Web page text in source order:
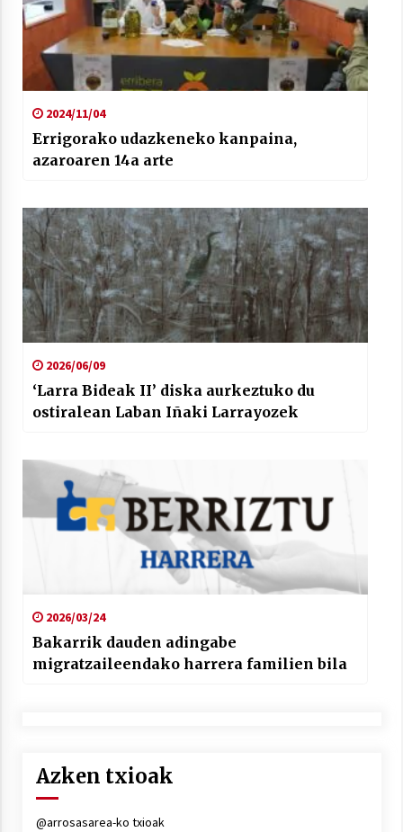
2024/11/04
Errigorako udazkeneko kanpaina,
azaroaren 14a arte
2026/06/09
‘Larra Bideak II’ diska aurkeztuko du
ostiralean Laban Iñaki Larrayozek
2026/03/24
Bakarrik dauden adingabe
migratzaileendako harrera familien bila
Azken txioak
@arrosasarea-ko txioak